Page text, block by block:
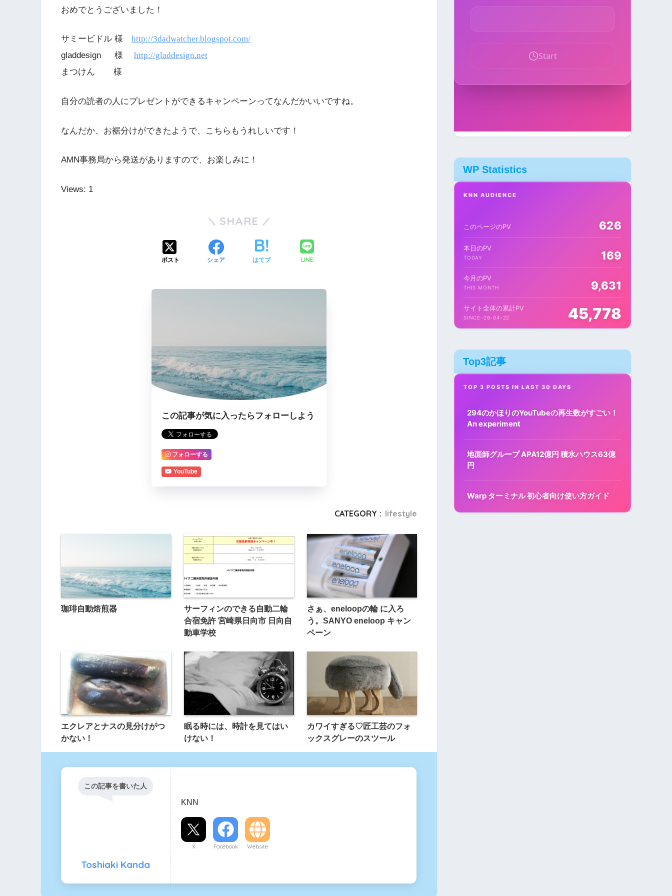
おめでとうございました！
サミービドル 様 http://3dadwatcher.blogspot.com/
gladdesign 様 http://gladdesign.net
まつけん 様
自分の読者の人にプレゼントができるキャンペーンってなんだかいいですね。
なんだか、お裾分けができたようで、こちらもうれしいです！
AMN事務局から発送がありますので、お楽しみに！
Views: 1
SHARE
ポスト シェア はてブ LINE
この記事が気に入ったらフォローしよう
フォローする
YouTube
CATEGORY : lifestyle
珈琲自動焙煎器
サーフィンのできる自動二輪
合宿免許 宮崎県日向市 日向自
動車学校
さぁ、eneloopの輪 に入ろ
う。SANYO eneloop キャン
ペーン
エクレアとナスの見分けがつ
かない！
眠る時には、時計を見てはい
けない！
カワイすぎる♡匠工芸のフォ
ックスグレーのスツール
この記事を書いた人
Toshiaki Kanda
KNN
X Facebook Website
WP Statistics
KNN AUDIENCE
このページのPV 626
本日のPV
TODAY 169
今月のPV
THIS MONTH 9,631
サイト全体の累計PV
SINCE-26-04-22 45,778
Top3記事
TOP 3 POSTS IN LAST 30 DAYS
294のかほりのYouTubeの再生数がすごい！
An experiment
地面師グループ APA12億円 積水ハウス63億
円
Warp ターミナル 初心者向け使い方ガイド